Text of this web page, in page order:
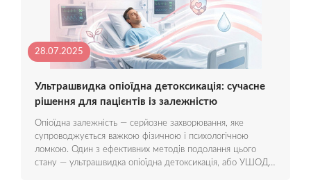
28.07.2025
Ультрашвидка опіоїдна детоксикація: сучасне
рішення для пацієнтів із залежністю
Опіоїдна залежність — серйозне захворювання, яке
супроводжується важкою фізичною і психологічною
ломкою. Один з ефективних методів подолання цього
стану — ультрашвидка опіоїдна детоксикація, або УШОД…